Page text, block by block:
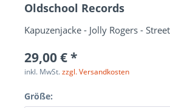
Oldschool Records
Kapuzenjacke - Jolly Rogers -
29,00 € *
inkl. MwSt.zzgl. Versandkosten
Größe: